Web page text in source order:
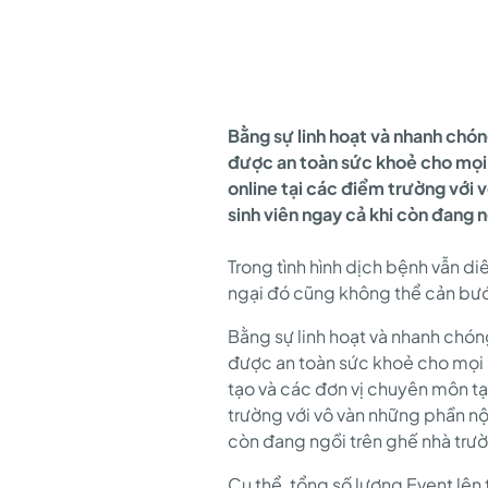
Bằng sự linh hoạt và nhanh
được an toàn sức khoẻ cho
online tại các điểm trường với
sinh viên ngay cả khi còn đang
Trong tình hình dịch bệnh vẫn
ngại đó cũng không thể cản
Bằng sự linh hoạt và nhanh
được an toàn sức khoẻ cho mọi
tạo và các đơn vị chuyên môn
trường với vô vàn những phần
còn đang ngồi trên ghế nhà